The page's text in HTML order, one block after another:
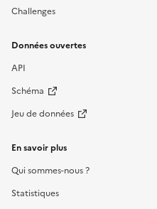
Challenges
Données ouvertes
API
Schéma
Jeu de données
En savoir plus
Qui sommes-nous ?
Statistiques